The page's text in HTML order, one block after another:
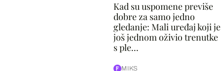
Kad su uspomene previše
dobre za samo jedno
gledanje: Mali uređaj koji je
još jednom oživio trenutke
s ple...
MIKS